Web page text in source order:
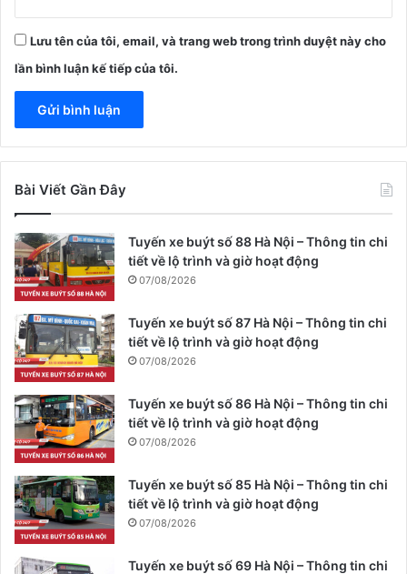
Lưu tên của tôi, email, và trang web trong trình duyệt này cho
lần bình luận kế tiếp của tôi.
Bài Viết Gần Đây
Tuyến xe buýt số 88 Hà Nội – Thông tin chi
tiết về lộ trình và giờ hoạt động
07/08/2026
Tuyến xe buýt số 87 Hà Nội – Thông tin chi
tiết về lộ trình và giờ hoạt động
07/08/2026
Tuyến xe buýt số 86 Hà Nội – Thông tin chi
tiết về lộ trình và giờ hoạt động
07/08/2026
Tuyến xe buýt số 85 Hà Nội – Thông tin chi
tiết về lộ trình và giờ hoạt động
07/08/2026
Tuyến xe buýt số 69 Hà Nội – Thông tin chi